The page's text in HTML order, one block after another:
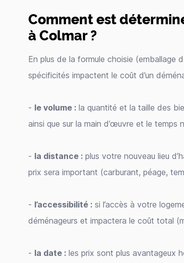
Comment est
à Colmar ?
En plus de la formule choisie (emballage
spécificités impactent le coût d’un
- le volume : la quantité et la taille des
ainsi que sur la main d’œuvre et le temps
- la distance : plus votre nouveau lieu
prix sera important (carburant, péage,
- l’accessibilité : si l’accès à votre
déménageurs et impactera le coût total
- la date : les prix sont plus avantageux